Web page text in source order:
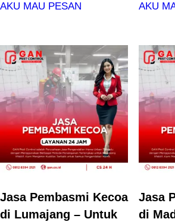
AKU MAU PESAN AKU
Jasa Pembasmi Kecoa
di Lumajang – Untuk
Jasa
di